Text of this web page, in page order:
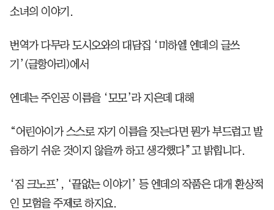
소녀의 이야기.
번역가 다무라 도시오와의 대담집 ‘미하엘 엔데의 글쓰
기’(글항아리)에서
엔데는 주인공 이름을 ‘모모’라 지은데 대해
“어린아이가 스스로 자기 이름을 짓는다면 뭔가 부드럽고 발
음하기 쉬운 것이지 않을까 하고 생각했다”고 밝힙니다.
‘짐 크노프’, ‘끝없는 이야기’ 등 엔데의 작품은 대개 환상적
인 모험을 주제로 하지요.